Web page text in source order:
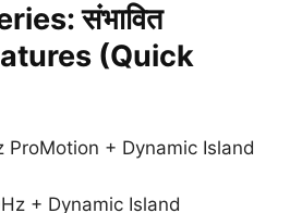
संभावित
(Quick
ProMotion + Dynamic Island
+ Dynamic Island